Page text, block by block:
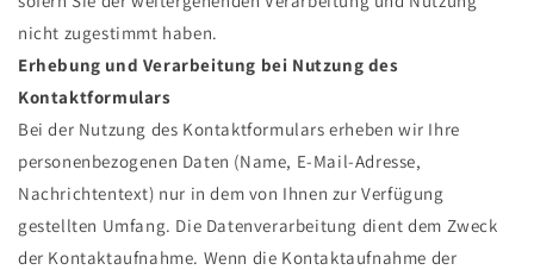
nicht zugestimmt haben.
Erhebung und Verarbeitung bei Nutzung des
Kontaktformulars
Bei der Nutzung des Kontaktformulars erheben wir Ihre
personenbezogenen Daten (Name, E-Mail-Adresse,
Nachrichtentext) nur in dem von Ihnen zur Verfügung
gestellten Umfang. Die Datenverarbeitung dient dem Zweck
der Kontaktaufnahme. Wenn die Kontaktaufnahme der